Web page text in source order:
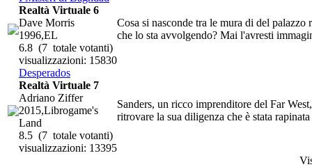
Cosa si nasconde tra le mura di del
che lo sta avvolgendo? Mai l'avresti
Realtà Virtuale 6
Dave Morris
1996,EL
6.8 (7 totale votanti)
visualizzazioni: 15830
Desperados
Sanders, un ricco imprenditore del Far
ritrovare la sua diligenza che è stata
Realtà Virtuale 7
Adriano Ziffer
2015,Librogame's
Land
8.5 (7 totale votanti)
visualizzazioni: 13395